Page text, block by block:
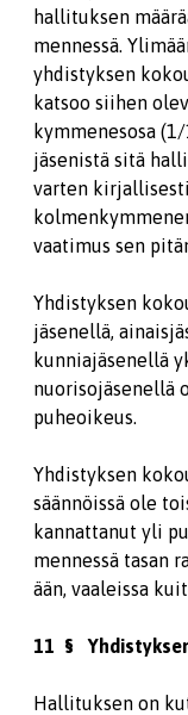
hallituksen
mennessä.
yhdistyksen
katsoo siihen
kymmenesosa
jäsenistä sitä
varten
vaatimus sen
Yhdistyksen
jäsenellä,
kunniajäsenellä
nuorisojäsenellä
puheoikeus.
Yhdistyksen
säännöissä ole
kannattanut yli
mennessä tasan
ään, vaaleissa
11 §
Hallituksen on